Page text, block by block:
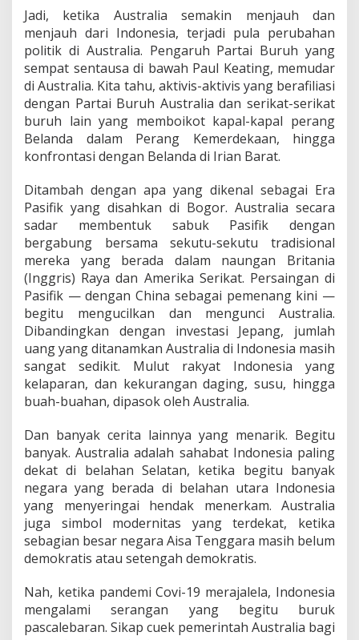
Jadi, ketika Australia semakin menjauh dan
menjauh dari Indonesia, terjadi pula perubahan
politik di Australia. Pengaruh Partai Buruh yang
sempat sentausa di bawah Paul Keating, memudar
di Australia. Kita tahu, aktivis-aktivis yang berafiliasi
dengan Partai Buruh Australia dan serikat-serikat
buruh lain yang memboikot kapal-kapal perang
Belanda dalam Perang Kemerdekaan, hingga
konfrontasi dengan Belanda di Irian Barat.
Ditambah dengan apa yang dikenal sebagai Era
Pasifik yang disahkan di Bogor. Australia secara
sadar membentuk sabuk Pasifik dengan
bergabung bersama sekutu-sekutu tradisional
mereka yang berada dalam naungan Britania
(Inggris) Raya dan Amerika Serikat. Persaingan di
Pasifik — dengan China sebagai pemenang kini —
begitu mengucilkan dan mengunci Australia.
Dibandingkan dengan investasi Jepang, jumlah
uang yang ditanamkan Australia di Indonesia masih
sangat sedikit. Mulut rakyat Indonesia yang
kelaparan, dan kekurangan daging, susu, hingga
buah-buahan, dipasok oleh Australia.
Dan banyak cerita lainnya yang menarik. Begitu
banyak. Australia adalah sahabat Indonesia paling
dekat di belahan Selatan, ketika begitu banyak
negara yang berada di belahan utara Indonesia
yang menyeringai hendak menerkam. Australia
juga simbol modernitas yang terdekat, ketika
sebagian besar negara Aisa Tenggara masih belum
demokratis atau setengah demokratis.
Nah, ketika pandemi Covi-19 merajalela, Indonesia
mengalami serangan yang begitu buruk
pascalebaran. Sikap cuek pemerintah Australia bagi